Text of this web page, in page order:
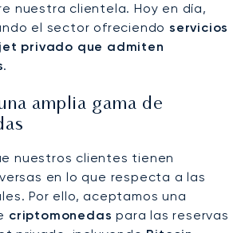
nuestra clientela. Hoy en día,
el sector ofreciendo servicios
privado que admiten
.
amplia gama de
nuestros clientes tienen
en lo que respecta a las
Por ello, aceptamos una
criptomonedas para las reservas